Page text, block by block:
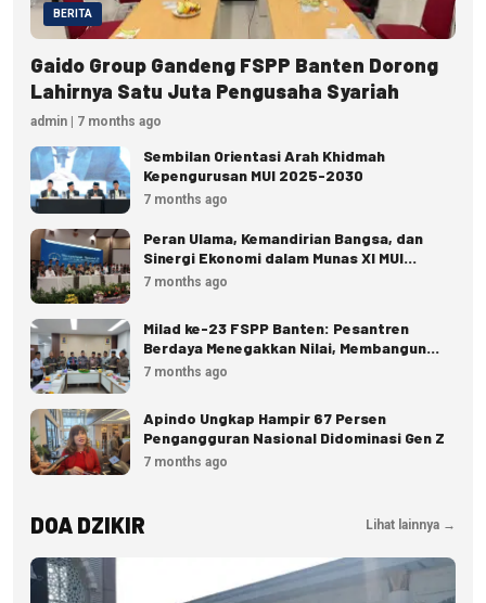
BERITA
Gaido Group Gandeng FSPP Banten Dorong
Lahirnya Satu Juta Pengusaha Syariah
admin | 7 months ago
Sembilan Orientasi Arah Khidmah
Kepengurusan MUI 2025-2030
7 months ago
Peran Ulama, Kemandirian Bangsa, dan
Sinergi Ekonomi dalam Munas XI MUI
(Bagian II)
7 months ago
Milad ke-23 FSPP Banten: Pesantren
Berdaya Menegakkan Nilai, Membangun
Peradaban
7 months ago
Apindo Ungkap Hampir 67 Persen
Pengangguran Nasional Didominasi Gen Z
7 months ago
DOA DZIKIR Lihat lainnya →